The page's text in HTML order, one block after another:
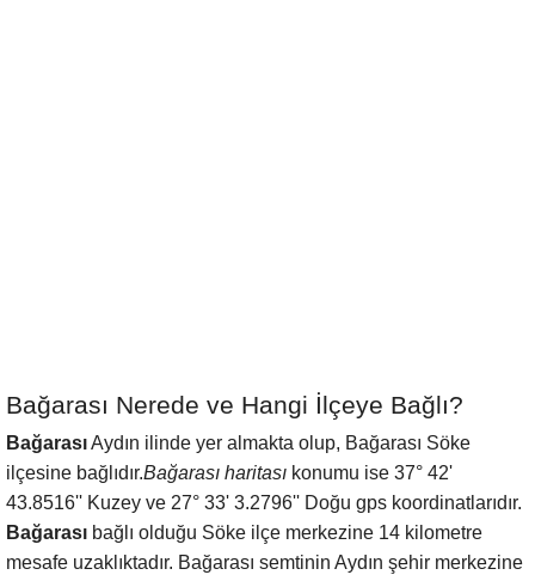
Bağarası Nerede ve Hangi İlçeye Bağlı?
BağarasıAydın ilinde yer almakta olup, Bağarası Söke
ilçesine bağlıdır.Bağarası haritası konumu ise 37° 42'
43.8516'' Kuzey ve 27° 33' 3.2796'' Doğu gps koordinatlarıdır.
Bağarası bağlı olduğu Söke ilçe merkezine 14 kilometre
mesafe uzaklıktadır. Bağarası semtinin Aydın şehir merkezine